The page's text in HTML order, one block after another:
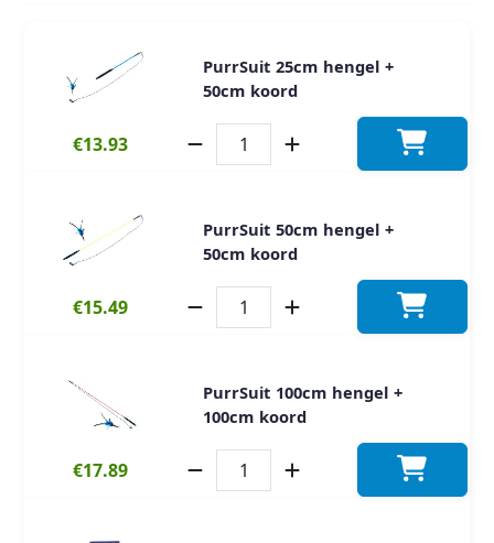
PurrSuit 25cm hengel +
50cm koord
€13.93
PurrSuit 50cm hengel +
50cm koord
€15.49
PurrSuit 100cm hengel +
100cm koord
€17.89